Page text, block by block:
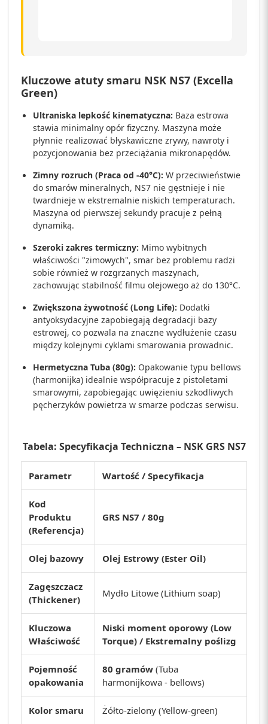
Kluczowe atuty smaru NSK NS7 (Excella
Green)
Ultraniska lepkość kinematyczna: Baza estrowa
stawia minimalny opór fizyczny. Maszyna może
płynnie realizować błyskawiczne zrywy, nawroty i
pozycjonowania bez przeciążania mikronapędów.
Zimny rozruch (Praca od -40°C): W przeciwieństwie
do smarów mineralnych, NS7 nie gęstnieje i nie
twardnieje w ekstremalnie niskich temperaturach.
Maszyna od pierwszej sekundy pracuje z pełną
dynamiką.
Szeroki zakres termiczny: Mimo wybitnych
właściwości "zimowych", smar bez problemu radzi
sobie również w rozgrzanych maszynach,
zachowując stabilność filmu olejowego aż do 130°C.
Zwiększona żywotność (Long Life): Dodatki
antyoksydacyjne zapobiegają degradacji bazy
estrowej, co pozwala na znaczne wydłużenie czasu
między kolejnymi cyklami smarowania prowadnic.
Hermetyczna Tuba (80g): Opakowanie typu bellows
(harmonijka) idealnie współpracuje z pistoletami
smarowymi, zapobiegając uwięzieniu szkodliwych
pęcherzyków powietrza w smarze podczas serwisu.
Tabela: Specyfikacja Techniczna – NSK GRS NS7
Parametr Wartość / Specyfikacja
Kod
Produktu
(Referencja)
GRS NS7 / 80g
Olej bazowy Olej Estrowy (Ester Oil)
Zagęszczacz
(Thickener)
Mydło Litowe (Lithium soap)
Kluczowa
Właściwość
Niski moment oporowy (Low
Torque) / Ekstremalny poślizg
Pojemność
opakowania
80 gramów (Tuba
harmonijkowa - bellows)
Kolor smaru Żółto-zielony (Yellow-green)